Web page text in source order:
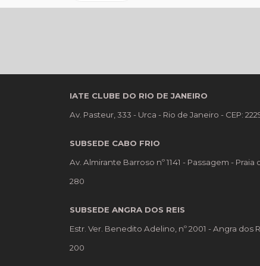
IATE CLUBE DO RIO DE JANEIRO
Av. Pasteur, 333 - Urca - Rio de Janeiro - CEP:
SUBSEDE CABO FRIO
Av. Almirante Barroso nº 1141 - Passagem -
280
SUBSEDE ANGRA DOS REIS
Estr. Ver. Benedito Adelino, nº 2001 - Angra dos
200